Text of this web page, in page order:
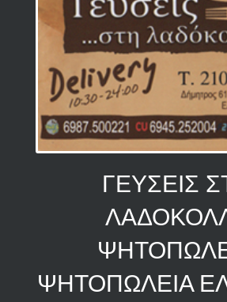
ΓΕΥΣΕΙΣ
ΨΗΤΟΠΩΛΕΙΑ